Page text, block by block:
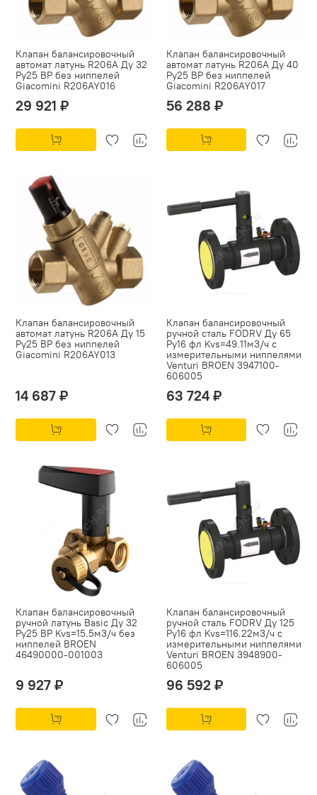
Клапан балансировочный
автомат латунь R206A Ду 32
Ру25 ВР без ниппелей
Giacomini R206AY016
29 921 ₽
Клапан балансировочный
автомат латунь R206A Ду 40
Ру25 ВР без ниппелей
Giacomini R206AY017
56 288 ₽
Клапан балансировочный
автомат латунь R206A Ду 15
Ру25 ВР без ниппелей
Giacomini R206AY013
14 687 ₽
Клапан балансировочный
ручной сталь FODRV Ду 65
Ру16 фл Kvs=49.11м3/ч с
измерительными ниппелями
Venturi BROEN 3947100-
606005
63 724 ₽
Клапан балансировочный
ручной латунь Basic Ду 32
Ру25 ВР Kvs=15.5м3/ч без
ниппелей BROEN
46490000-001003
9 927 ₽
Клапан балансировочный
ручной сталь FODRV Ду 125
Ру16 фл Kvs=116.22м3/ч с
измерительными ниппелями
Venturi BROEN 3948900-
606005
96 592 ₽